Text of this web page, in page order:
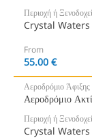
Περιοχή ή
Crystal Waters
From
55.00 €
Αεροδρόμιο Άφιξης
Αεροδρόμιο
Περιοχή ή
Crystal Waters